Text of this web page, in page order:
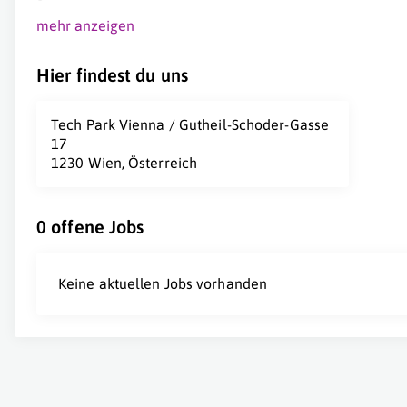
mehr anzeigen
Hier findest du uns
Tech Park Vienna / Gutheil-Schoder-Gasse
17
1230 Wien, Österreich
0 offene Jobs
Keine aktuellen Jobs vorhanden